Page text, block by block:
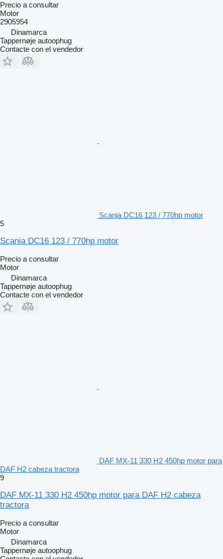
Precio a consultar
Motor
2905954
Dinamarca
Tappernøje autoophug
Contacte con el vendedor
Scania DC16 123 / 770hp motor
5
Scania DC16 123 / 770hp motor
Precio a consultar
Motor
Dinamarca
Tappernøje autoophug
Contacte con el vendedor
DAF MX-11 330 H2 450hp motor para
DAF H2 cabeza tractora
9
DAF MX-11 330 H2 450hp motor para DAF H2 cabeza
tractora
Precio a consultar
Motor
Dinamarca
Tappernøje autoophug